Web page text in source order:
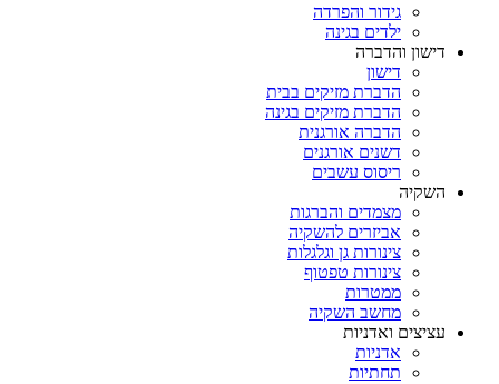
גידור והפרדה
ילדים בגינה
דישון והדברה
דישון
הדברת מזיקים בבית
הדברת מזיקים בגינה
הדברה אורגנית
דשנים אורגנים
ריסוס עשבים
השקיה
מצמדים והברגות
אביזרים להשקיה
צינורות גן וגלגלות
צינורות טפטוף
ממטרות
מחשב השקיה
עציצים ואדניות
אדניות
תחתיות